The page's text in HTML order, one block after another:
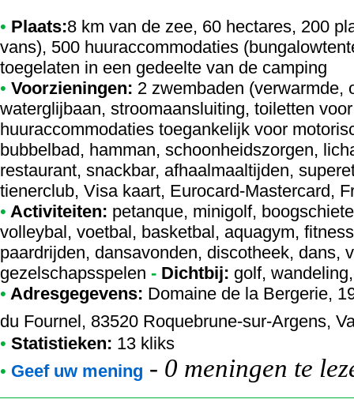
• Plaats:8 km van de zee, 60 hectares, 200
vans), 500 huuraccommodaties
toegelaten in een gedeelte van de camping
• Voorzieningen: 2 zwembaden (verwarmde,
waterglijbaan, stroomaansluiting, toiletten
huuraccommodaties toegankelijk voor
bubbelbad, hamman, schoonheidszorgen,
restaurant, snackbar, afhaalmaaltijden,
tienerclub, Visa kaart, Eurocard-Mastercard,
• Activiteiten: petanque, minigolf,
volleybal, voetbal, basketbal, aquagym,
paardrijden, dansavonden, discotheek, dans,
gezelschapsspelen - Dichtbij: golf,
• Adresgegevens: Domaine de la Bergerie,
du Fournel, 83520 Roquebrune-sur-Argens,
• Statistieken: 13 kliks
• Geef uw mening - 0 meningen te